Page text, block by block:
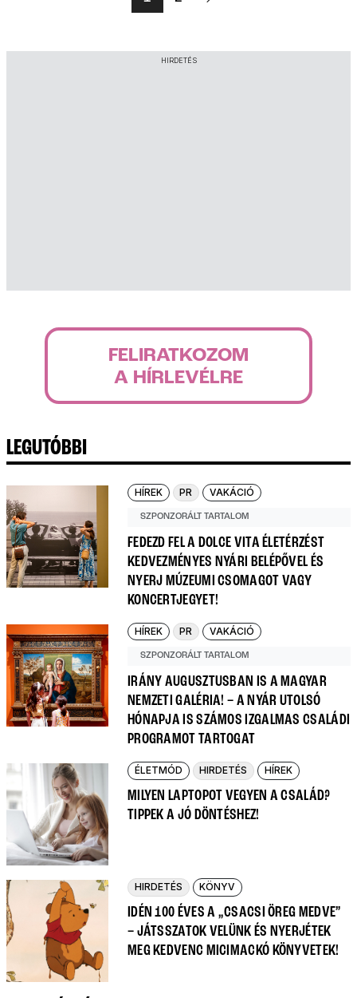
HIRDETÉS
FELIRATKOZOM
A HÍRLEVÉLRE
LEGUTÓBBI
HÍREK PR VAKÁCIÓ
SZPONZORÁLT TARTALOM
FEDEZD FEL A DOLCE VITA ÉLETÉRZÉST
KEDVEZMÉNYES NYÁRI BELÉPŐVEL ÉS
NYERJ MÚZEUMI CSOMAGOT VAGY
KONCERTJEGYET!
HÍREK PR VAKÁCIÓ
SZPONZORÁLT TARTALOM
IRÁNY AUGUSZTUSBAN IS A MAGYAR
NEMZETI GALÉRIA! – A NYÁR UTOLSÓ
HÓNAPJA IS SZÁMOS IZGALMAS CSALÁDI
PROGRAMOT TARTOGAT
ÉLETMÓD HIRDETÉS HÍREK
MILYEN LAPTOPOT VEGYEN A CSALÁD?
TIPPEK A JÓ DÖNTÉSHEZ!
HIRDETÉS KÖNYV
IDÉN 100 ÉVES A „CSACSI ÖREG MEDVE”
– JÁTSSZATOK VELÜNK ÉS NYERJÉTEK
MEG KEDVENC MICIMACKÓ KÖNYVETEK!